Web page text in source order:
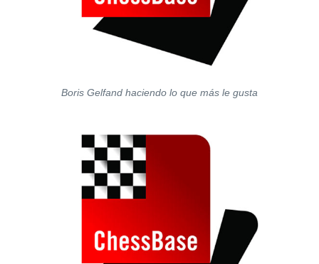
Boris Gelfand haciendo lo que más le gusta